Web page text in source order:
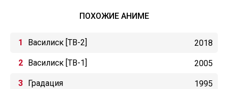
ПОХОЖИЕ АНИМЕ
Василиск [ТВ-2] 2018
Василиск [ТВ-1] 2005
Градация 1995